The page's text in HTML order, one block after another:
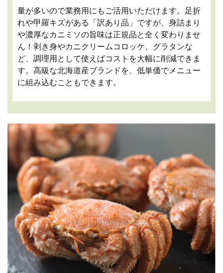
量が多いので業務用にもご活用いただけます。足折
れや甲羅キズがある「訳あり品」ですが、身詰まり
や濃厚なカニミソの旨味は正規品と全く変わりませ
ん！剥き身やカニクリームコロッケ、グラタンな
ど、調理用として使えばコストを大幅に削減できま
す。高級な北海道産ブランドを、低単価でメニュー
に組み込むこともできます。